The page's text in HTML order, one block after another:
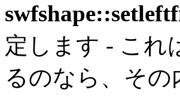
定します - これ
るのなら、そ